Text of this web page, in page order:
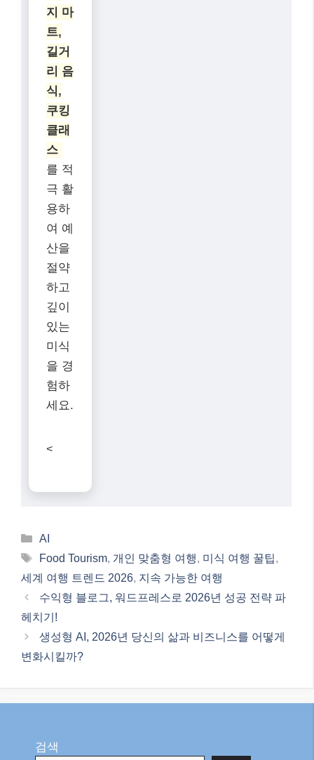
지 마
트,
길거
리 음
식,
쿠킹
클래
스
를 적
극 활
용하
여 예
산을
절약
하고
깊이
있는
미식
을 경
험하
세요.
<
Categories
AI
Tags
Food Tourism, 개인 맞춤형 여행, 미식 여행 꿀팁,
세계 여행 트렌드 2026, 지속 가능한 여행
수익형 블로그, 워드프레스로 2026년 성공 전략 파
헤치기!
생성형 AI, 2026년 당신의 삶과 비즈니스를 어떻게
변화시킬까?
검색